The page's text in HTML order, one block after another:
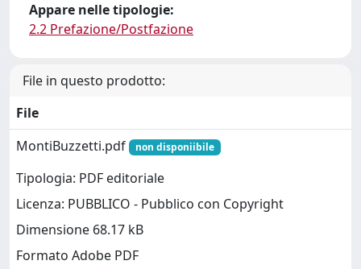
Appare nelle tipologie:
2.2 Prefazione/Postfazione
File in questo prodotto:
File
MontiBuzzetti.pdf
non disponiibile
Tipologia: PDF editoriale
Licenza: PUBBLICO - Pubblico con Copyright
Dimensione 68.17 kB
Formato Adobe PDF